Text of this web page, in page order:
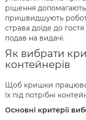
рішення
пришвидшують
страва доїде до
подав на видачі.
Як вибрати
контейнерів
Щоб кришки
їх під потрібні
Основні критерії